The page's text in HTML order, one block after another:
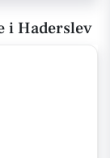
i Haderslev